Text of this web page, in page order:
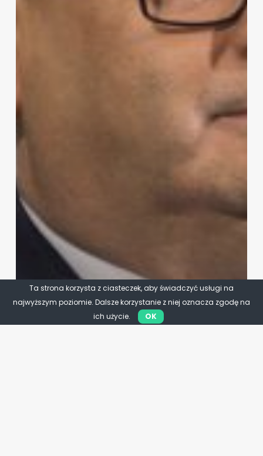
Ta strona korzysta z ciasteczek, aby świadczyć usługi na
najwyższym poziomie. Dalsze korzystanie z niej oznacza zgodę na
ich użycie.
OK